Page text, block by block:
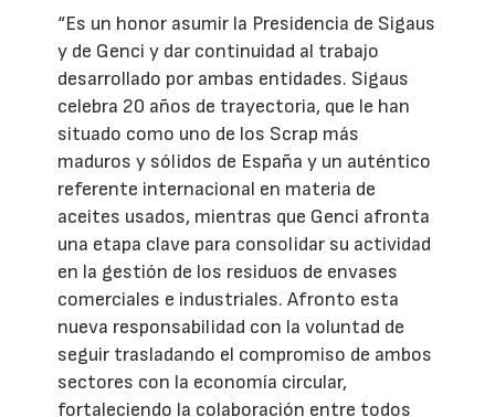
“Es un honor asumir la Presidencia de Sigaus
y de Genci y dar continuidad al trabajo
desarrollado por ambas entidades. Sigaus
celebra 20 años de trayectoria, que le han
situado como uno de los Scrap más
maduros y sólidos de España y un auténtico
referente internacional en materia de
aceites usados, mientras que Genci afronta
una etapa clave para consolidar su actividad
en la gestión de los residuos de envases
comerciales e industriales. Afronto esta
nueva responsabilidad con la voluntad de
seguir trasladando el compromiso de ambos
sectores con la economía circular,
fortaleciendo la colaboración entre todos